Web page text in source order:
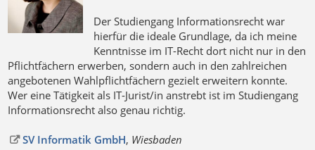
Der Studiengang Informationsrecht war
hierfür die ideale Grundlage, da ich meine
Kenntnisse im IT-Recht dort nicht nur in den
Pflichtfächern erwerben, sondern auch in den zahlreichen
angebotenen Wahlpflichtfächern gezielt erweitern konnte.
Wer eine Tätigkeit als IT-Jurist/in anstrebt ist im Studiengang
Informationsrecht also genau richtig.
SV Informatik GmbH, Wiesbaden